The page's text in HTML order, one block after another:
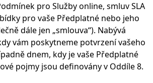
pro Služby online, smluv SLA
pro vaše Předplatné nebo jeho
dále jen „smlouva“). Nabývá
vám poskytneme potvrzení vašeho
dnem, kdy je vaše Předplatné
pojmy jsou definovány v Oddíle 8.